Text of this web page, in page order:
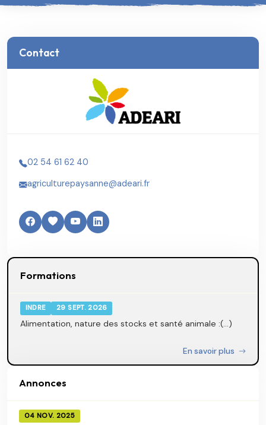
Contact
02 54 61 62 40
agriculturepaysanne@adeari.fr
Formations
INDRE 29 SEPT. 2026
Alimentation, nature des stocks et santé animale :(...)
En savoir plus
Annonces
04 NOV. 2025